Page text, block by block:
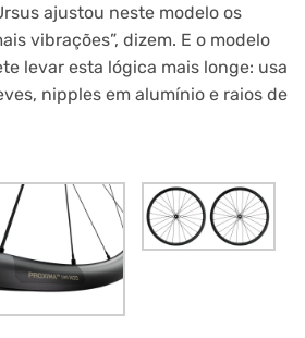
ajustou neste modelo os
vibrações”, dizem. E o modelo
levar esta lógica mais longe: usa
nipples em alumínio e raios de